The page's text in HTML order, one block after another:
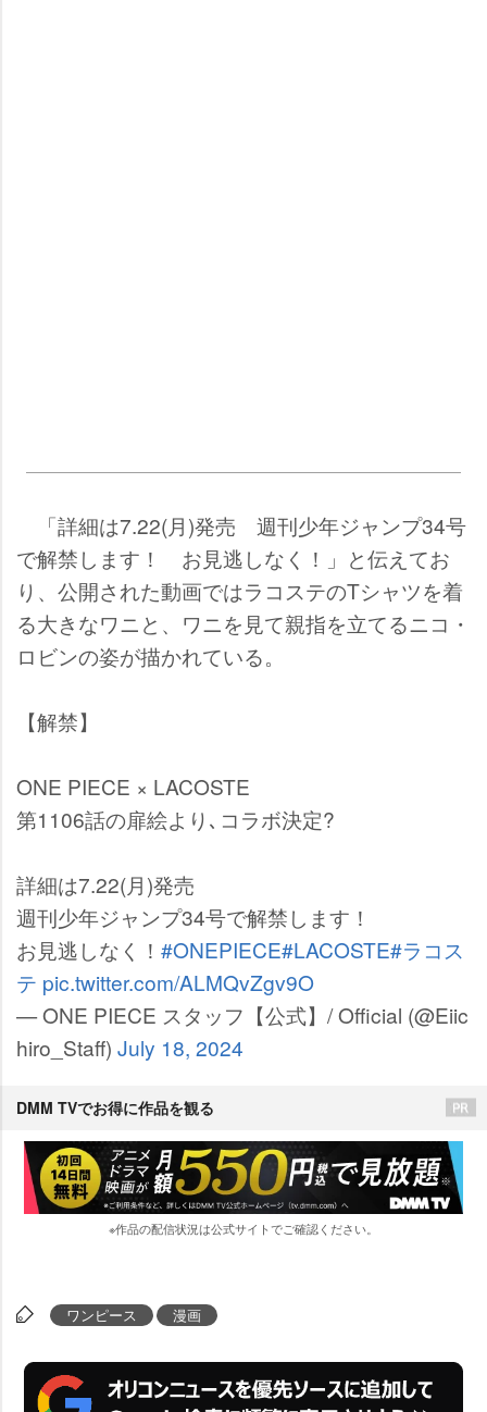
「詳細は7.22(月)発売 週刊少年ジャンプ34号
で解禁します！ お見逃しなく！」と伝えてお
り、公開された動画ではラコステのTシャツを着
る大きなワニと、ワニを見て親指を立てるニコ・
ロビンの姿が描かれている。
【解禁】
ONE PIECE × LACOSTE
第1106話の扉絵より､コラボ決定?
詳細は7.22(月)発売
週刊少年ジャンプ34号で解禁します！
お見逃しなく！ #ONEPIECE#LACOSTE#ラコス
テ pic.twitter.com/ALMQvZgv9O
— ONE PIECE スタッフ【公式】/ Official (@Eiic
hiro_Staff) July 18, 2024
DMM TVでお得に作品を観る
※作品の配信状況は公式サイトでご確認ください。
ワンピース 漫画